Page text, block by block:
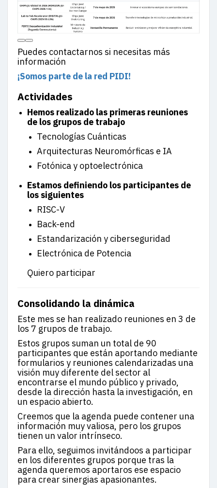
Puedes contactarnos si necesitas más
información
¡Somos parte de la red PIDI!
Actividades
Hemos realizado las primeras reuniones
de los grupos de trabajo
Tecnologías Cuánticas
Arquitecturas Neuromórficas e IA
Fotónica y optoelectrónica
Estamos definiendo los participantes de
los siguientes
RISC-V
Back-end
Estandarización y ciberseguridad
Electrónica de Potencia
Quiero participar
Consolidando la dinámica
Este mes se han realizado reuniones en 3 de
los 7 grupos de trabajo.
Estos grupos suman un total de 90
participantes que están aportando mediante
formularios y reuniones calendarizadas una
visión muy diferente del sector al
encontrarse el mundo público y privado,
desde la dirección hasta la investigación, en
un espacio abierto.
Creemos que la agenda puede contener una
información muy valiosa, pero los grupos
tienen un valor intrínseco.
Para ello, seguimos invitándoos a participar
en los diferentes grupos porque tras la
agenda queremos aportaros ese espacio
para crear sinergias apasionantes.